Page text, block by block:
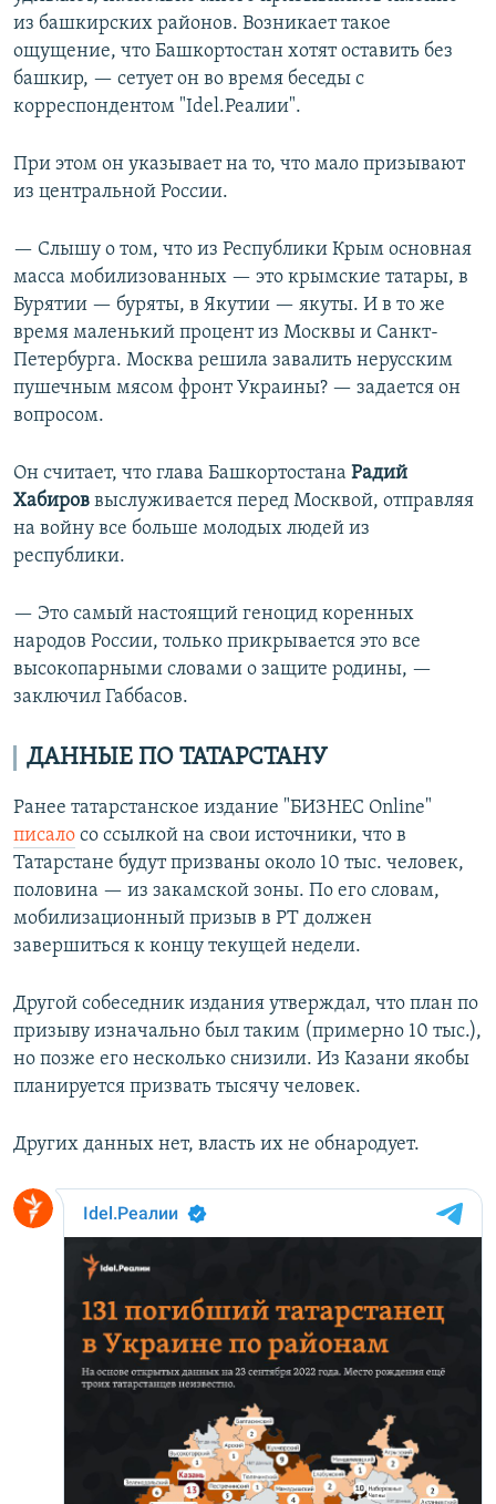
из башкирских районов. Возникает такое
ощущение, что Башкортостан хотят оставить без
башкир, — сетует он во время беседы с
корреспондентом "Idel.Реалии".
При этом он указывает на то, что мало призывают
из центральной России.
— Слышу о том, что из Республики Крым основная
масса мобилизованных — это крымские татары, в
Бурятии — буряты, в Якутии — якуты. И в то же
время маленький процент из Москвы и Санкт-
Петербурга. Москва решила завалить нерусским
пушечным мясом фронт Украины? — задается он
вопросом.
Он считает, что глава Башкортостана Радий
Хабиров выслуживается перед Москвой, отправляя
на войну все больше молодых людей из
республики.
— Это самый настоящий геноцид коренных
народов России, только прикрывается это все
высокопарными словами о защите родины, —
заключил Габбасов.
ДАННЫЕ ПО ТАТАРСТАНУ
Ранее татарстанское издание "БИЗНЕС Online"
писало со ссылкой на свои источники, что в
Татарстане будут призваны около 10 тыс. человек,
половина — из закамской зоны. По его словам,
мобилизационный призыв в РТ должен
завершиться к концу текущей недели.
Другой собеседник издания утверждал, что план по
призыву изначально был таким (примерно 10 тыс.),
но позже его несколько снизили. Из Казани якобы
планируется призвать тысячу человек.
Других данных нет, власть их не обнародует.